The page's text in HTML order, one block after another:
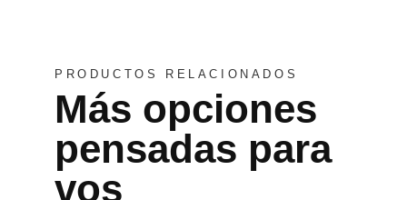
PRODUCTOS RELACIONADOS
Más opciones
pensadas para
vos